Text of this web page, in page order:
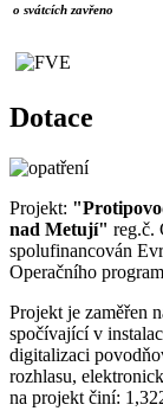
o svátcích zavřeno
Dotace
Projekt:
nad Metují" reg.č.
spolufinancován
Operačního
Projekt je zaměřen
spočívající v
digitalizaci
rozhlasu,
na projekt činí: